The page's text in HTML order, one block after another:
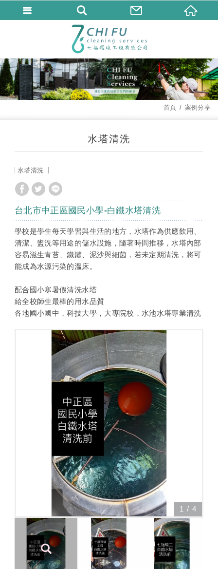
首頁 案例分享
水塔清洗
水塔清洗
台北市中正區國民小學-白鐵水塔清洗
學校是學生每天學習與生活的地方，水塔作為供應飲用、
清潔、盥洗等用途的儲水設施，隨著時間推移，水塔內部
容易滋生青苔、鐵鏽、泥沙與細菌，若未定期清洗，將可
能成為水源污染的溫床。
配合國小寒暑假清洗水塔
給全校師生最棒的用水品質
各地國小國中，科技大學，大專院校，水池水塔專業清洗
1 / 4